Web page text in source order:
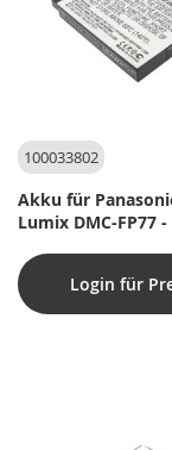
100033802
Akku für
Lumix DMC-FP77
Login für